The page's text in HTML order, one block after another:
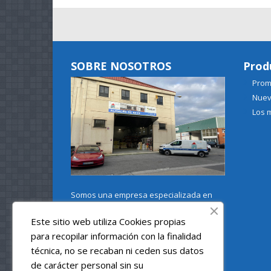
SOBRE NOSOTROS
Somos una empresa especializada en
aislamiento térmico y la decoración de
interiores y fachadas con vigas de
poliuretano e imitaciones a piedra y
ladrillo.
Los
Este sitio web utiliza Cookies propias
para recopilar información con la finalidad
técnica, no se recaban ni ceden sus datos
de carácter personal sin su